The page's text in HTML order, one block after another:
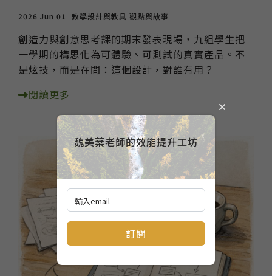
2026 Jun 01 教學設計與教具 觀點與故事
創造力與創意思考課的期末發表現場，九組學生把
一學期的構思化為可體驗、可測試的真實產品。不
是炫技，而是在問：這個設計，對誰有用？
閱讀更多
魏美棻老師的效能提升工坊
訂閱